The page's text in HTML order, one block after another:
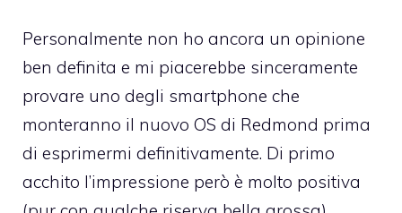
Personalmente non ho ancora un opinione
ben definita e mi piacerebbe sinceramente
provare uno degli smartphone che
monteranno il nuovo OS di Redmond prima
di esprimermi definitivamente. Di primo
acchito l’impressione però è molto positiva